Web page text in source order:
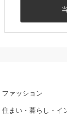
ファッション
住まい・暮らし・イ